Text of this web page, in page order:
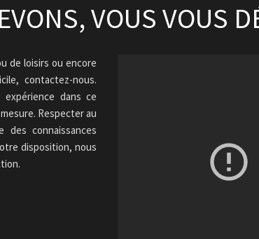
VOUS VOUS
de loisirs ou encore
contactez-nous.
dans ce
Respecter au
connaissances
disposition, nous